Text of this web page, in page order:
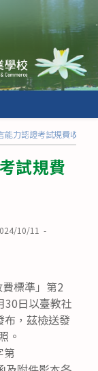
能力認證考試規費收費標
試規費
10/11
標準」第2
30日以臺教社
布，茲檢送發
。
第